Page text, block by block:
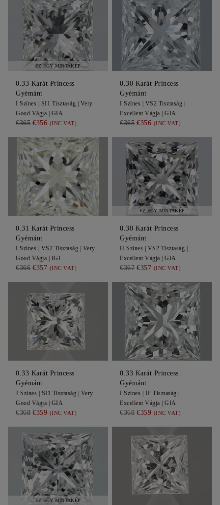
EZ EGY MINTAKÉP
0.33 Karát Princess
Gyémánt
I Színes | SI1 Tisztaság | Very
Good Vágja | GIA
€365 €356 (INC VAT)
0.30 Karát Princess
Gyémánt
I Színes | VS2 Tisztaság |
Excellent Vágja | GIA
€365 €356 (INC VAT)
0.31 Karát Princess
Gyémánt
I Színes | VS2 Tisztaság | Very
Good Vágja | IGI
€366 €357 (INC VAT)
EZ EGY MINTAKÉP
0.30 Karát Princess
Gyémánt
H Színes | VS2 Tisztaság |
Excellent Vágja | GIA
€367 €357 (INC VAT)
0.33 Karát Princess
Gyémánt
J Színes | SI1 Tisztaság | Very
Good Vágja | GIA
€368 €359 (INC VAT)
0.33 Karát Princess
Gyémánt
I Színes | IF Tisztaság |
Excellent Vágja | GIA
€368 €359 (INC VAT)
EZ EGY MINTAKÉP